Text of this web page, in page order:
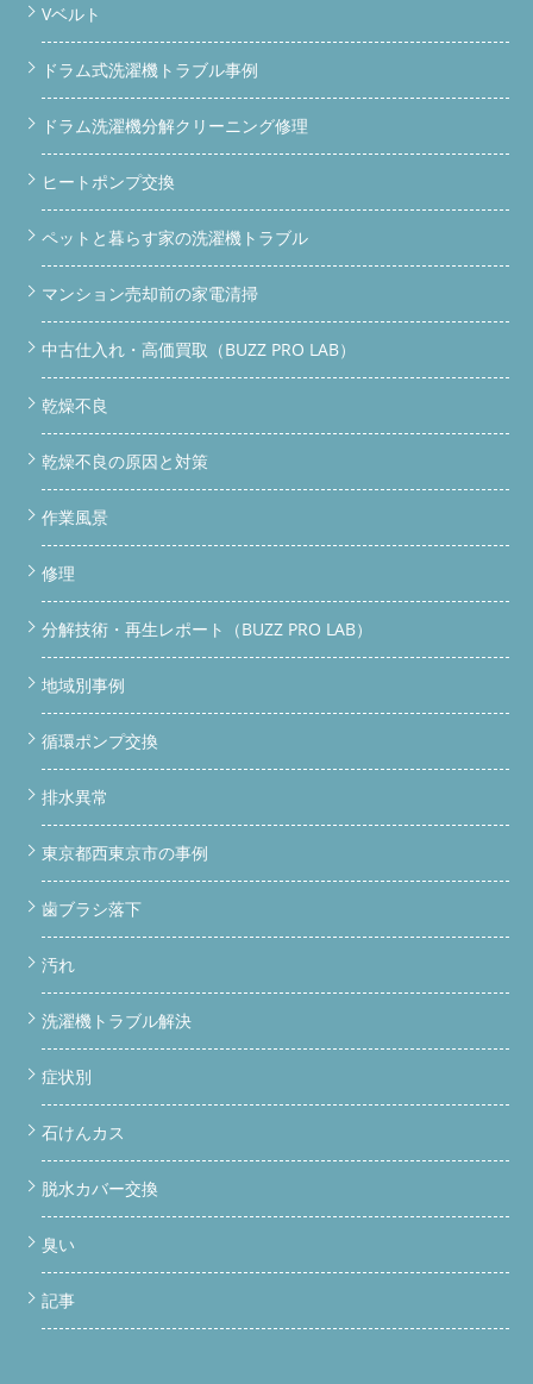
Vベルト
ドラム式洗濯機トラブル事例
ドラム洗濯機分解クリーニング修理
ヒートポンプ交換
ペットと暮らす家の洗濯機トラブル
マンション売却前の家電清掃
中古仕入れ・高価買取（BUZZ PRO LAB）
乾燥不良
乾燥不良の原因と対策
作業風景
修理
分解技術・再生レポート（BUZZ PRO LAB）
地域別事例
循環ポンプ交換
排水異常
東京都西東京市の事例
歯ブラシ落下
汚れ
洗濯機トラブル解決
症状別
石けんカス
脱水カバー交換
臭い
記事